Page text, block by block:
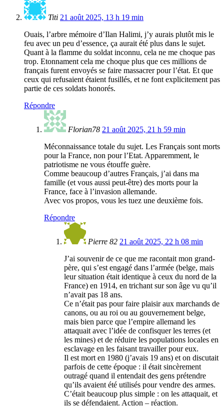
Titi 21 août 2025, 13 h 19 min
Ouais, l’arbre mémoire d’Ilan Halimi, j’y aurais plutôt mis le
feu avec un peu d’essence, ça aurait été plus dans le sujet.
Quant à la flamme du soldat inconnu, cela ne me choque pas
trop. Etonnament cela me choque plus que ces millions de
français furent envoyés se faire massacrer pour l’état. Et que
ceux qui refusaient étaient fusillés, et ne font explicitement pas
partie de ces soldats honorés.
Répondre
Florian78 21 août 2025, 21 h 59 min
Méconnaissance totale du sujet. Les Français sont morts
pour la France, non pour l’Etat. Apparemment, le
patriotisme ne vous étouffe guère.
Comme beaucoup d’autres Français, j’ai dans ma
famille (et vous aussi peut-être) des morts pour la
France, face à l’invasion allemande.
Avec vos propos, vous les tuez une deuxième fois.
Répondre
Pierre 82 21 août 2025, 22 h 08 min
J’ai souvenir de ce que me racontait mon grand-
père, qui s’est engagé dans l’armée (belge, mais
leur situation était identique à ceux du nord de la
France) en 1914, en trichant sur son âge vu qu’il
n’avait pas 18 ans.
Ce n’était pas pour faire plaisir aux marchands de
canons, ou au roi ou au gouvernement belge,
mais bien parce que l’empire allemand les
attaquait avec l’idée de confisquer les terres (et
les mines) et de réduire les populations locales en
esclavage en les faisant travailler pour eux.
Il est mort en 1980 (j’avais 19 ans) et on discutait
parfois de cette époque : il était sincèrement
outragé quand il entendait des gens prétendre
qu’ils avaient été utilisés pour vendre des armes.
C’était beaucoup plus simple : on les attaquait, et
ils se défendaient. Action – réaction.